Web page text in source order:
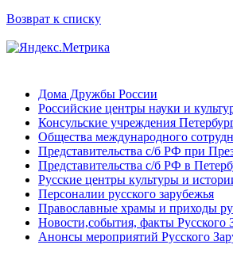
Возврат к списку
Дома Дружбы России
Российские центры науки и
Консульские учреждения
Общества международного
Представительства с/б РФ при
Представительства с/б РФ в
Русские центры культуры и
Персоналии русского зарубежья
Православные храмы и приходы
Новости,события, факты Русского
Анонсы мероприятий Русского